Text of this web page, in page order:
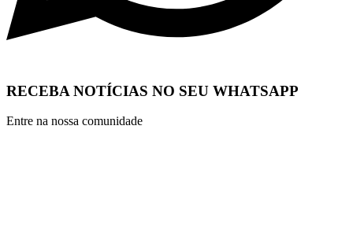
RECEBA NOTÍCIAS NO SEU WHATSAPP
Entre na nossa comunidade